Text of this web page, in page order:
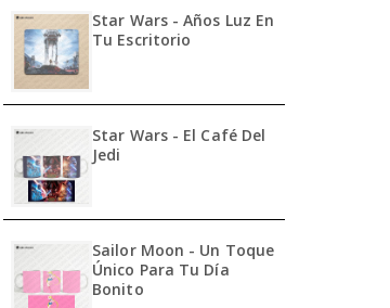
Star Wars - Años Luz En
Tu Escritorio
Star Wars - El Café Del
Jedi
Sailor Moon - Un Toque
Único Para Tu Día
Bonito